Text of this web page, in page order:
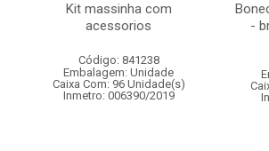
Kit massinha com
acessorios
Código: 841238
Embalagem: Unidade
Caixa Com: 96 Unidade(s)
Inmetro: 006390/2019
-